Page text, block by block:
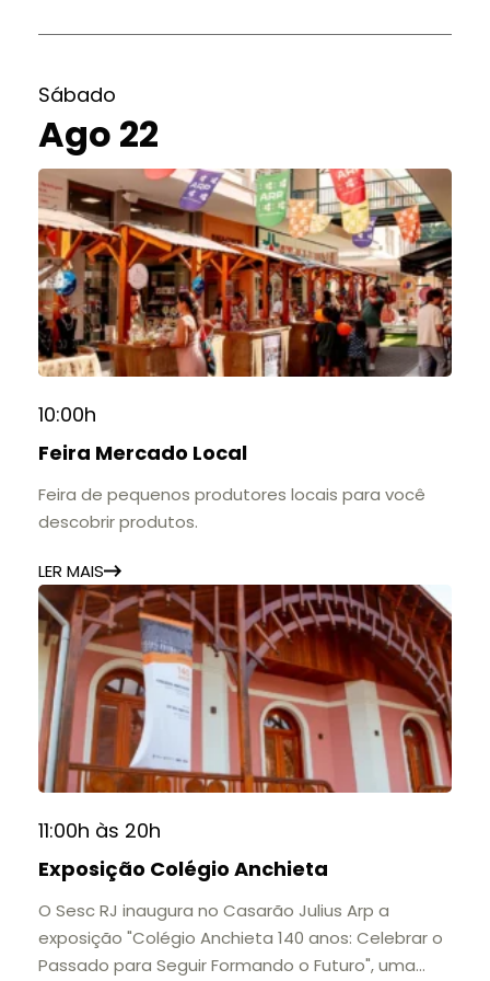
Sábado
Ago 22
10:00h
Feira Mercado Local
Feira de pequenos produtores locais para você
descobrir produtos.
LER MAIS
11:00h às 20h
Exposição Colégio Anchieta
O Sesc RJ inaugura no Casarão Julius Arp a
exposição "Colégio Anchieta 140 anos: Celebrar o
Passado para Seguir Formando o Futuro", uma